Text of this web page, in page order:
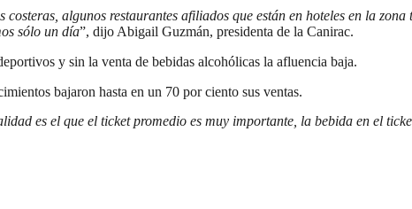
algunos restaurantes afiliados que están en hoteles en la
sólo un día”, dijo Abigail Guzmán, presidenta de la Canirac.
y sin la venta de bebidas alcohólicas la afluencia baja.
bajaron hasta en un 70 por ciento sus ventas.
es el que el ticket promedio es muy importante, la bebida en el